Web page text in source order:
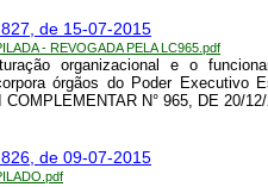
de 15-07-2015
- REVOGADA PELA LC965.pdf
organizacional e o
órgãos do Poder Executivo
N° 965, DE 20/
de 09-07-2015